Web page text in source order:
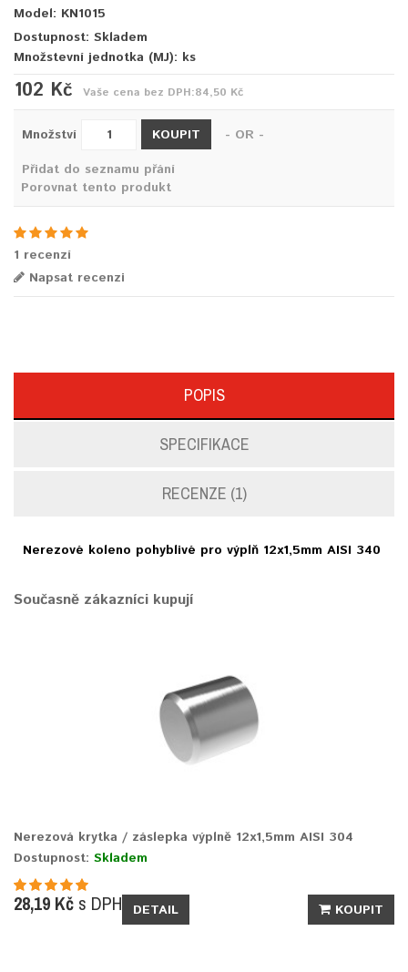
Model: KN1015
Dostupnost: Skladem
Množstevní jednotka (MJ): ks
102 Kč Vaše cena bez DPH:84,50 Kč
Množství KOUPIT
- OR -
Přidat do seznamu přání
Porovnat tento produkt
1 recenzí
Napsat recenzi
POPIS
SPECIFIKACE
RECENZE (1)
Nerezové koleno pohyblivé pro výplň 12x1,5mm AISI 340
Současně zákazníci kupují
Nerezová krytka / záslepka výplně 12x1,5mm AISI 304
Dostupnost: Skladem
28,19 Kč s DPH DETAIL KOUPIT